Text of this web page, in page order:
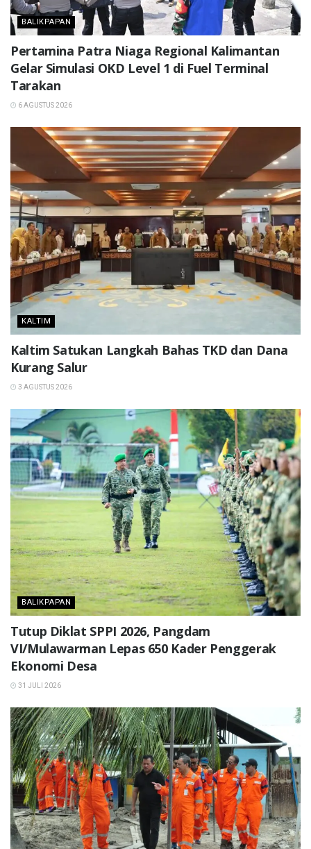
BALIKPAPAN
Pertamina Patra Niaga Regional Kalimantan
Gelar Simulasi OKD Level 1 di Fuel Terminal
Tarakan
6 AGUSTUS 2026
KALTIM
Kaltim Satukan Langkah Bahas TKD dan Dana
Kurang Salur
3 AGUSTUS 2026
BALIKPAPAN
Tutup Diklat SPPI 2026, Pangdam
VI/Mulawarman Lepas 650 Kader Penggerak
Ekonomi Desa
31 JULI 2026